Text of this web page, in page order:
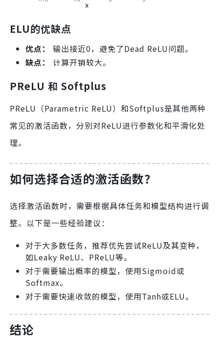
ELU的优缺点
优点：
输出接近0，避免了Dead ReLU问题。
缺点：
计算开销较大。
PReLU 和 Softplus
PReLU（Parametric ReLU）和Softplus是其他两种
常见的激活函数，分别对ReLU进行参数化和平滑化处
理。
如何选择合适的激活函数？
选择激活函数时，需要根据具体任务和模型结构进行调
整。以下是一些经验建议：
对于大多数任务，推荐优先尝试ReLU及其变种，
如Leaky ReLU、PReLU等。
对于需要输出概率的模型，使用Sigmoid或
Softmax。
对于需要快速收敛的模型，使用Tanh或ELU。
结论